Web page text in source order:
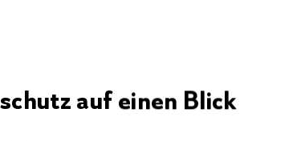
auf einen Blick